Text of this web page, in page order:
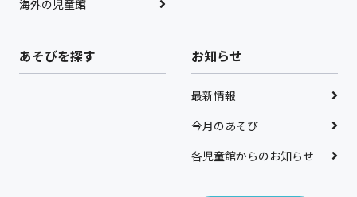
海外の児童館
あそびを探す お知らせ
最新情報
今月のあそび
各児童館からのお知らせ